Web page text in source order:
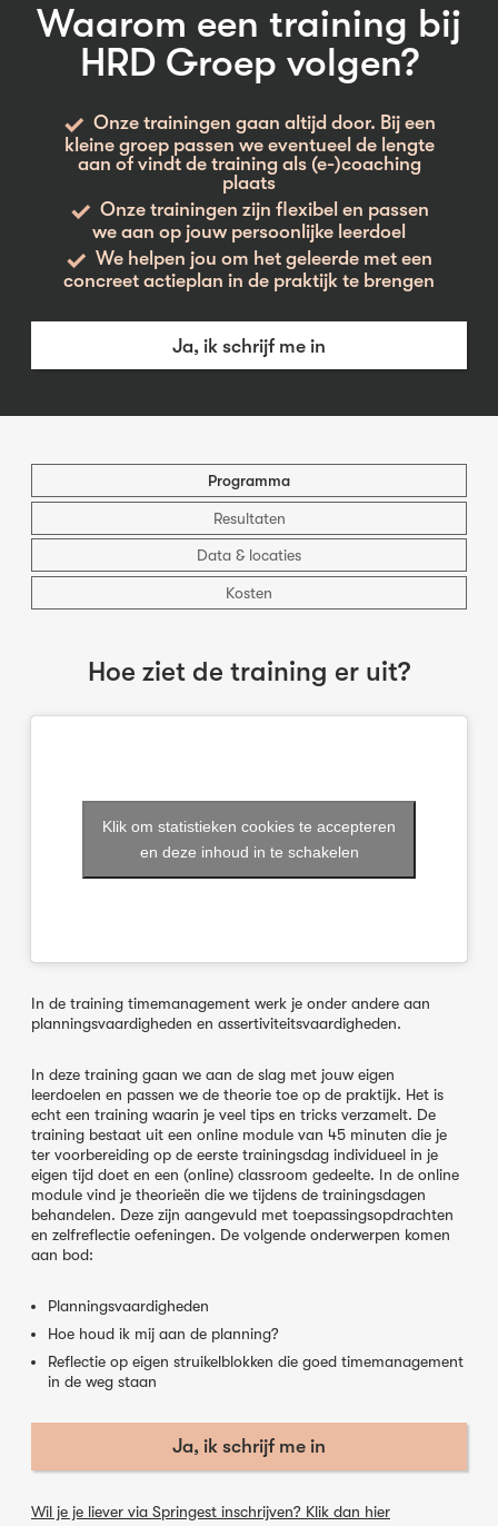
Waarom een training bij
HRD Groep volgen?
Onze trainingen gaan altijd door. Bij een
kleine groep passen we eventueel de lengte
aan of vindt de training als (e-)coaching
plaats
Onze trainingen zijn flexibel en passen
we aan op jouw persoonlijke leerdoel
We helpen jou om het geleerde met een
concreet actieplan in de praktijk te brengen
Ja, ik schrijf me in
Programma
Resultaten
Data & locaties
Kosten
Hoe ziet de training er uit?
Klik om statistieken cookies te accepteren
en deze inhoud in te schakelen
In de training timemanagement werk je onder andere aan
planningsvaardigheden en assertiviteitsvaardigheden.
In deze training gaan we aan de slag met jouw eigen
leerdoelen en passen we de theorie toe op de praktijk. Het is
echt een training waarin je veel tips en tricks verzamelt. De
training bestaat uit een online module van 45 minuten die je
ter voorbereiding op de eerste trainingsdag individueel in je
eigen tijd doet en een (online) classroom gedeelte. In de online
module vind je theorieën die we tijdens de trainingsdagen
behandelen. Deze zijn aangevuld met toepassingsopdrachten
en zelfreflectie oefeningen. De volgende onderwerpen komen
aan bod:
Planningsvaardigheden
Hoe houd ik mij aan de planning?
Reflectie op eigen struikelblokken die goed timemanagement
in de weg staan
Ja, ik schrijf me in
Wil je je liever via Springest inschrijven? Klik dan hier